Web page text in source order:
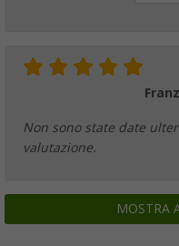
Non sono state date
valutazione.
MOSTRA